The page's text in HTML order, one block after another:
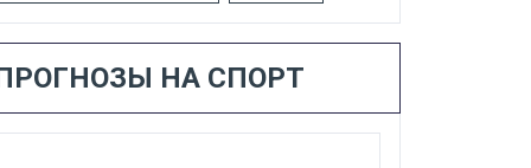
НА СПОРТ